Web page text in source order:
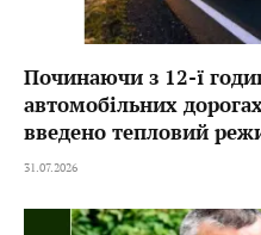
Починаючи з 12-ї
автомобільних
введено тепловий
31.07.2026